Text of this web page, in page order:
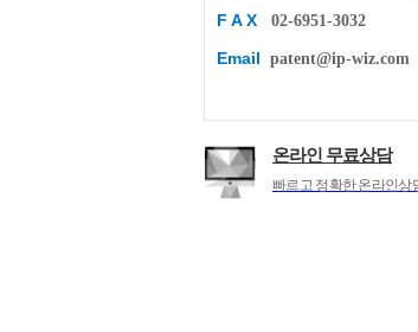
F A X 02-6951-3032
Email patent@ip-wiz.com
온라인 무료상담
빠르고 정확한 온라인상